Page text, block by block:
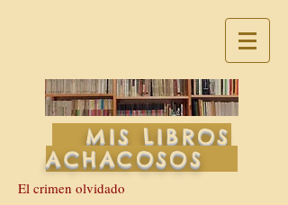
MIS LIBROS
ACHACOSOS
El crimen olvidado